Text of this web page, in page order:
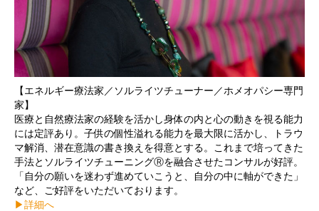
【エネルギー療法家／ソルライツチューナー／ホメオパシー専門
家】
医療と自然療法家の経験を活かし身体の内と心の動きを視る能力
には定評あり。子供の個性溢れる能力を最大限に活かし、トラウ
マ解消、潜在意識の書き換えを得意とする。これまで培ってきた
手法とソルライツチューニングⓇを融合させたコンサルが好評。
「自分の願いを迷わず進めていこうと、自分の中に軸ができた」
など、ご好評をいただいております。
▶︎詳細へ